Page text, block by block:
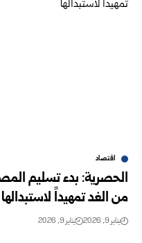
اقتصاد
الحصرية: بدء تسليم
من الغد تمهيداً لاستبدالها
يناير 9, 2026 يناير 9, 2026